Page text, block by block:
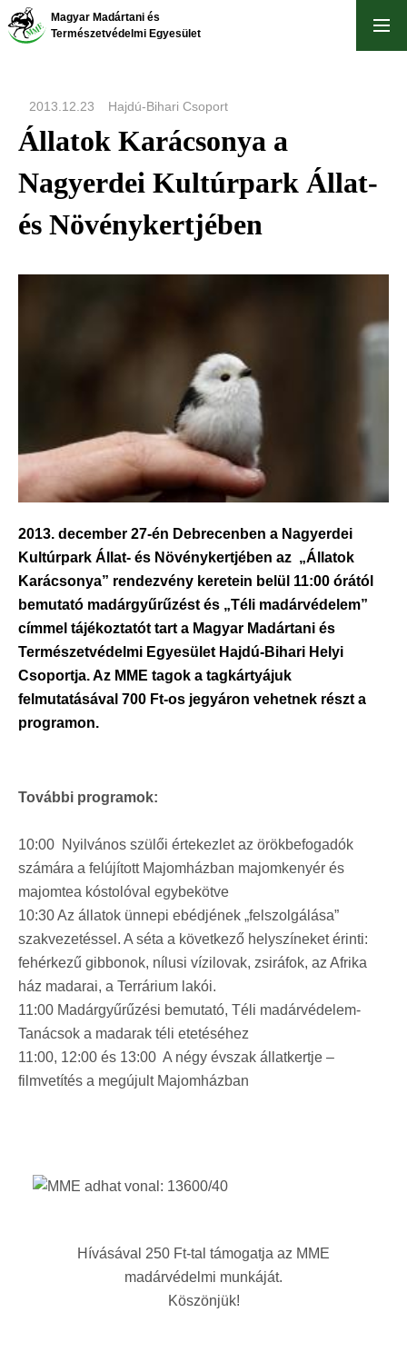
Skip
to
Magyar Madártani és
Természetvédelmi Egyesület
2013.12.23 Hajdú-Bihari Csoport
Állatok Karácsonya a
Nagyerdei Kultúrpark Állat-
és Növénykertjében
2013. december 27-én Debrecenben a Nagyerdei
Kultúrpark Állat- és Növénykertjében az „Állatok
Karácsonya” rendezvény keretein belül 11:00 órától
bemutató madárgyűrűzést és „Téli madárvédelem”
címmel tájékoztatót tart a Magyar Madártani és
Természetvédelmi Egyesület Hajdú-Bihari Helyi
Csoportja. Az MME tagok a tagkártyájuk
felmutatásával 700 Ft-os jegyáron vehetnek részt a
programon.
További programok:
10:00 Nyilvános szülői értekezlet az örökbefogadók
számára a felújított Majomházban majomkenyér és
majomtea kóstolóval egybekötve
10:30 Az állatok ünnepi ebédjének „felszolgálása”
szakvezetéssel. A séta a következő helyszíneket érinti:
fehérkezű gibbonok, nílusi vízilovak, zsiráfok, az Afrika
ház madarai, a Terrárium lakói.
11:00 Madárgyűrűzési bemutató, Téli madárvédelem-
Tanácsok a madarak téli etetéséhez
11:00, 12:00 és 13:00 A négy évszak állatkertje –
filmvetítés a megújult Majomházban
Hívásával 250 Ft-tal támogatja az MME
madárvédelmi munkáját.
Köszönjük!